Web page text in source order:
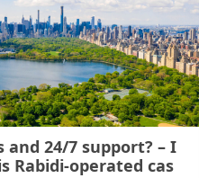
24/7 support? – I
Rabidi-operated cas